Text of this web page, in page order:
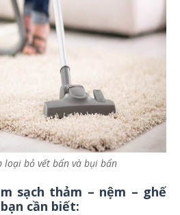
loại bỏ vết bẩn và bụi bẩn
sạch thảm – nệm – ghế
cần biết: